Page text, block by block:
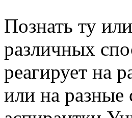
Познать ту
различных
реагирует на
или на разные